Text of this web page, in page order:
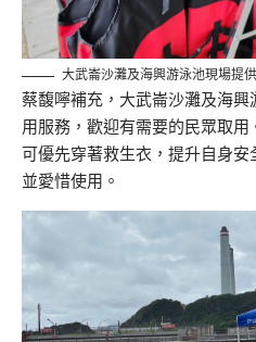
大武崙沙灘及海興游泳池現場提
蔡馥嚀補充，大武崙沙灘及海
用服務，歡迎有需要的民眾取
可優先穿著救生衣，提升自身
並愛惜使用。